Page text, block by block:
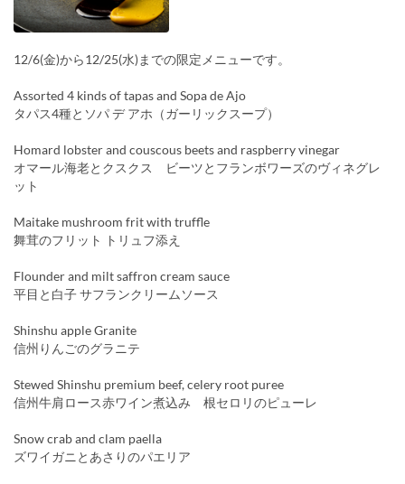
12/6(金)から12/25(水)までの限定メニューです。
Assorted 4 kinds of tapas and Sopa de Ajo
タパス4種とソパ デ アホ（ガーリックスープ）
Homard lobster and couscous beets and raspberry vinegar
オマール海老とクスクス ビーツとフランボワーズのヴィネグレ
ット
Maitake mushroom frit with truffle
舞茸のフリット トリュフ添え
Flounder and milt saffron cream sauce
平目と白子 サフランクリームソース
Shinshu apple Granite
信州りんごのグラニテ
Stewed Shinshu premium beef, celery root puree
信州牛肩ロース赤ワイン煮込み 根セロリのピューレ
Snow crab and clam paella
ズワイガニとあさりのパエリア